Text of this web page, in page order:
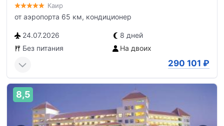
Каир
от аэропорта 65 км, кондиционер
24.07.2026
8 дней
Без питания
На двоих
290 101 ₽
8,5